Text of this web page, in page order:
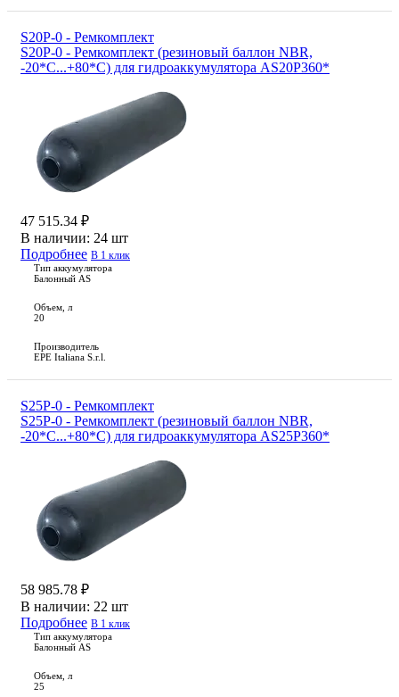
S20P-0 - Ремкомплект
S20P-0 - Ремкомплект (резиновый баллон NBR,
-20*С...+80*С) для гидроаккумулятора AS20P360*
47 515.34 ₽
В наличии: 24 шт
Подробнее В 1 клик
Тип аккумулятора
Балонный AS
Объем, л
20
Производитель
EPE Italiana S.r.l.
S25P-0 - Ремкомплект
S25P-0 - Ремкомплект (резиновый баллон NBR,
-20*С...+80*С) для гидроаккумулятора AS25P360*
58 985.78 ₽
В наличии: 22 шт
Подробнее В 1 клик
Тип аккумулятора
Балонный AS
Объем, л
25